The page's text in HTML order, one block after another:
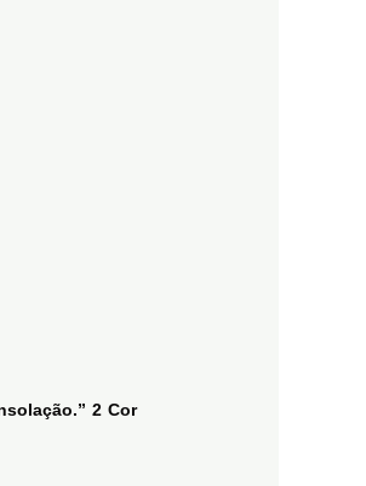
2 Cor